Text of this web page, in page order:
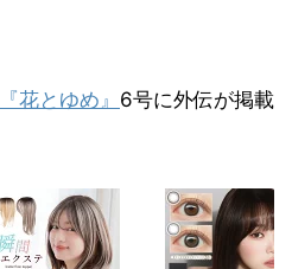
『花とゆめ』 6号に外伝が掲載